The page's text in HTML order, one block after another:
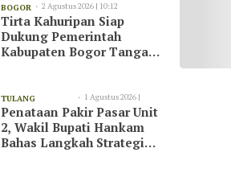
BOGOR 2 Agustus 2026 | 10:12
Tirta Kahuripan Siap
Dukung Pemerintah
Kabupaten Bogor Tangani
TULANG
BAWANG
1 Agustus 2026 |
23:03
Penataan Pakir Pasar Unit
2, Wakil Bupati Hankam
Bahas Langkah Strategi